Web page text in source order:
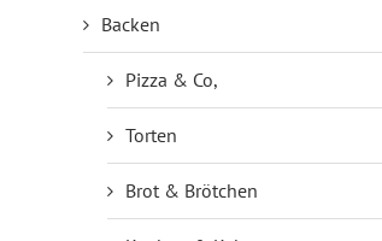
Backen
Pizza & Co,
Torten
Brot & Brötchen